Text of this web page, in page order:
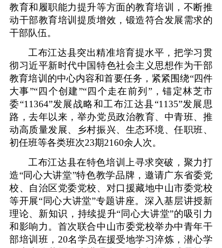
教育和履职能力提升等方面的教育培训，不断推
动干部教育培训提质增效，锻造符合发展需求的
干部队伍。
工布江达县突出精准培育提水平，把学习贯
彻习近平新时代中国特色社会主义思想作为干部
教育培训的中心内容和首要任务，紧紧围绕“四件
大事”“四个创建”“四个走在前列”，锚定林芝市
委“11364”发展战略和工布江达县“1135”发展思
路，去年以来，举办党员政治教育、中青班、推
动高质量发展、乡村振兴、生态环境、任职班、
初任班等各类班次23期2160余人次。
工布江达县在特色培训上寻求突破，聚力打
造“同心大讲堂”特色教学品牌，邀请广东省委党
校、自治区党委党校、对口援藏地中山市委党校
等开展“同心大讲堂”专题讲座。深入基层讲授新
理论、新知识，持续提升“同心大讲堂”的吸引力
和影响力。首次联合中山市委党校举办中青年干
部培训班，20名学员在援受地学习淬炼，潜心学